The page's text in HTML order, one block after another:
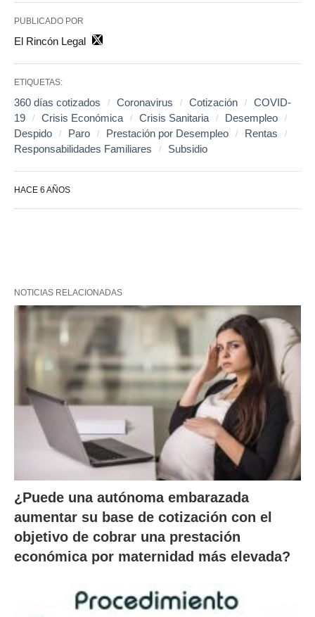
PUBLICADO POR
El Rincón Legal
ETIQUETAS:
360 días cotizados Coronavirus Cotización
COVID-
19
Crisis Económica Crisis Sanitaria
Desempleo
Despido
Paro Prestación por Desempleo
Rentas
Responsabilidades Familiares
Subsidio
HACE 6 AÑOS
NOTICIAS RELACIONADAS
¿Puede una autónoma embarazada
aumentar su base de cotización con el
objetivo de cobrar una prestación
económica por maternidad más elevada?